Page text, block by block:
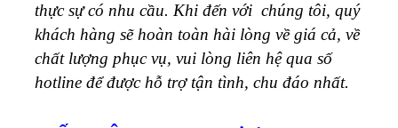
thực sự có nhu cầu. Khi đến với chúng tôi, quý
khách hàng sẽ hoàn toàn hài lòng về giá cả, về
chất lượng phục vụ, vui lòng liên hệ qua số
hotline để được hỗ trợ tận tình, chu đáo nhất.